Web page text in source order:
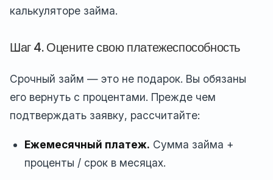
калькуляторе займа.
Шаг 4. Оцените свою платежеспособность
Срочный займ — это не подарок. Вы обязаны
его вернуть с процентами. Прежде чем
подтверждать заявку, рассчитайте:
Ежемесячный платеж. Сумма займа +
проценты / срок в месяцах.